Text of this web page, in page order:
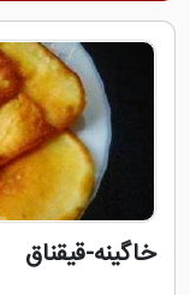
خاگینه-قیقناق